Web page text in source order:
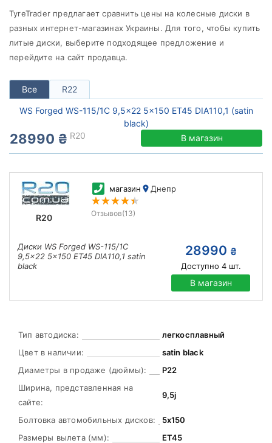
TyreTrader предлагает сравнить цены на колесные диски в
разных интернет-магазинах Украины. Для того, чтобы купить
литые диски, выберите подходящее предложение и
перейдите на сайт продавца.
Все R22
WS Forged WS-115/1C 9,5x22 5x150 ET45 DIA110,1 (satin
black)
28990 ₴ R20 В магазин
R20
магазин Днепр
Отзывов(13)
Диски WS Forged WS-115/1C
9,5x22 5x150 ET45 DIA110,1 satin
black
28990 ₴
Доступно 4шт.
В магазин
Тип автодиска:
легкосплавный
Цвет в наличии:
satin black
Диаметры в продаже (дюймы):
Р22
Ширина, представленная на
сайте:
9,5j
Болтовка автомобильных дисков:
5х150
Размеры вылета (мм):
ЕТ45
от до
Все бренды
Тип диска